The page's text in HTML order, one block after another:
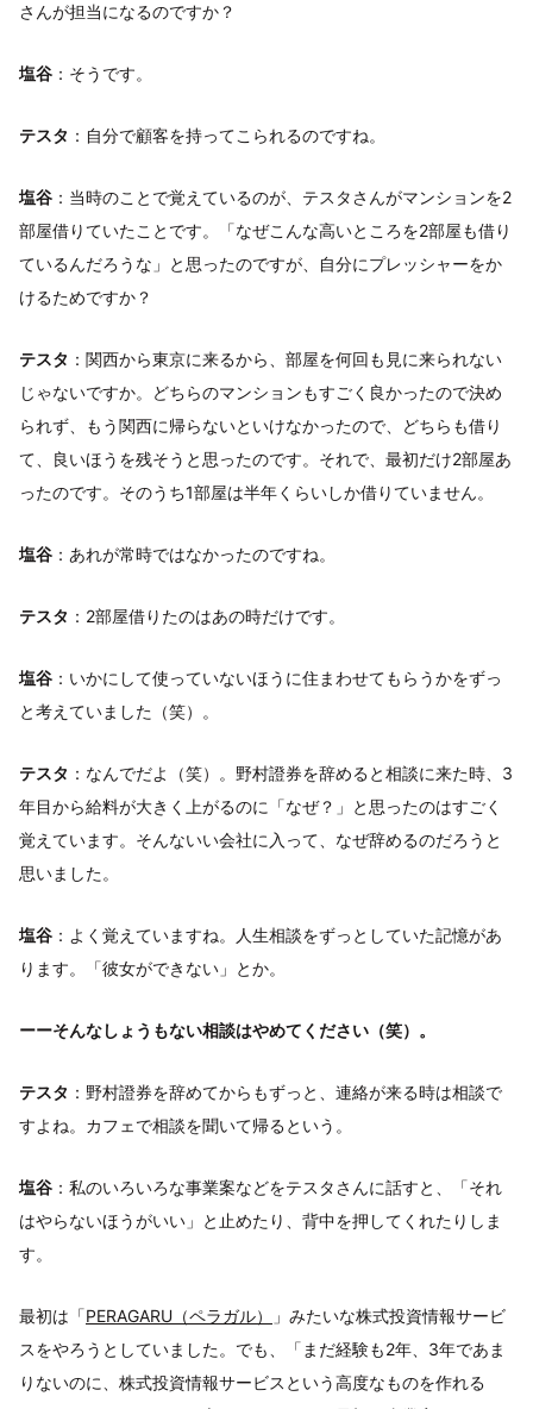
さんが担当になるのですか？
塩谷 ：そうです。
テスタ ：自分で顧客を持ってこられるのですね。
塩谷 ：当時のことで覚えているのが、テスタさんがマンションを2
部屋借りていたことです。「なぜこんな高いところを2部屋も借り
ているんだろうな」と思ったのですが、自分にプレッシャーをか
けるためですか？
テスタ ：関西から東京に来るから、部屋を何回も見に来られない
じゃないですか。どちらのマンションもすごく良かったので決め
られず、もう関西に帰らないといけなかったので、どちらも借り
て、良いほうを残そうと思ったのです。それで、最初だけ2部屋あ
ったのです。そのうち1部屋は半年くらいしか借りていません。
塩谷 ：あれが常時ではなかったのですね。
テスタ ：2部屋借りたのはあの時だけです。
塩谷 ：いかにして使っていないほうに住まわせてもらうかをずっ
と考えていました（笑）。
テスタ ：なんでだよ（笑）。野村證券を辞めると相談に来た時、3
年目から給料が大きく上がるのに「なぜ？」と思ったのはすごく
覚えています。そんないい会社に入って、なぜ辞めるのだろうと
思いました。
塩谷 ：よく覚えていますね。人生相談をずっとしていた記憶があ
ります。「彼女ができない」とか。
ーーそんなしょうもない相談はやめてください（笑）。
テスタ ：野村證券を辞めてからもずっと、連絡が来る時は相談で
すよね。カフェで相談を聞いて帰るという。
塩谷 ：私のいろいろな事業案などをテスタさんに話すと、「それ
はやらないほうがいい」と止めたり、背中を押してくれたりしま
す。
最初は「PERAGARU（ペラガル）
」みたいな株式投資情報サービ
スをやろうとしていました。でも、「まだ経験も2年、3年であま
りないのに、株式投資情報サービスという高度なものを作れる